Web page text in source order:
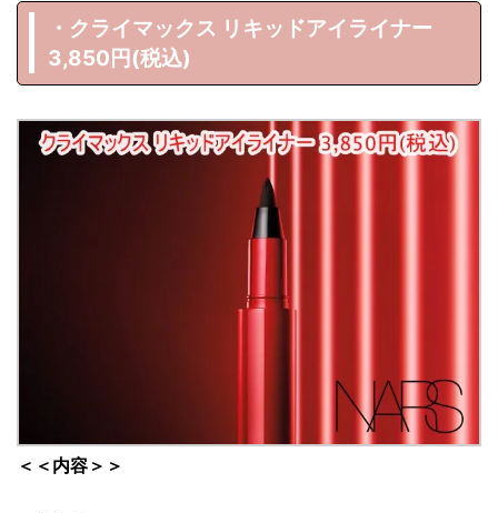
・クライマックス リキッドアイライナー
3,850円(税込)
＜＜内容＞＞